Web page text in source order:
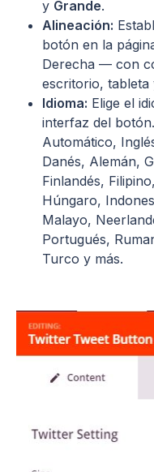
y Grande.
Alineación:
botón en la
Derecha — con
escritorio, tableta
Idioma: Elige el
interfaz del
Automático,
Danés, Alemán,
Finlandés,
Húngaro,
Malayo,
Portugués,
Turco y más.